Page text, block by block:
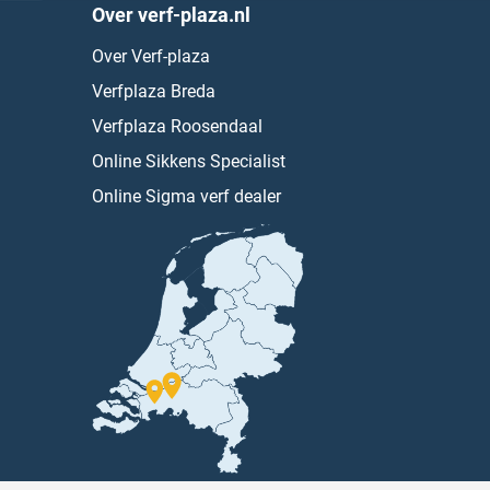
Over verf-plaza.nl
Over Verf-plaza
Verfplaza Breda
Verfplaza Roosendaal
Online Sikkens Specialist
Online Sigma verf dealer